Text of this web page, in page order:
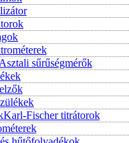
sűrűségmérők
Karl-Fischer titrátorok